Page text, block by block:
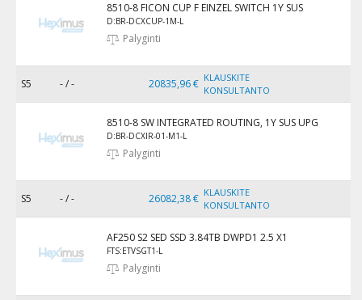
8510-8 FICON CUP F EINZEL SWITCH 1Y SUS
D:BR-DCXCUP-1M-L
Palyginti
S5 - / - 20835,96 € KLAUSKITE
KONSULTANTO
8510-8 SW INTEGRATED ROUTING, 1Y SUS UPG
D:BR-DCXIR-01-M1-L
Palyginti
S5 - / - 26082,38 € KLAUSKITE
KONSULTANTO
AF250 S2 SED SSD 3.84TB DWPD1 2.5 X1
FTS:ETVSGT1-L
Palyginti